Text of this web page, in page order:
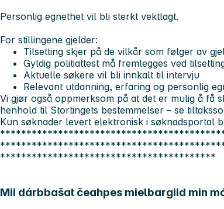
Personlig egnethet vil bli sterkt vektlagt.
For stillingene gjelder:
Tilsetting skjer på de vilkår som følger av
Gyldig politiattest må fremlegges ved
Aktuelle søkere vil bli innkalt til intervju
Relevant utdanning, erfaring og personlig
Vi gjør også oppmerksom på at det er mulig å få
henhold til Stortingets bestemmelser – se
Kun søknader levert elektronisk i søknadsportal
*****************************************
Mii dárbbašat čeahpes mielbargiid min